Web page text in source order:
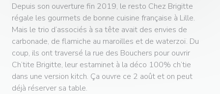
Depuis son ouverture fin 2019, le resto Chez Brigitte
régale les gourmets de bonne cuisine française à Lille.
Mais le trio d’associés à sa tête avait des envies de
carbonade, de flamiche au maroilles et de waterzoï. Du
coup, ils ont traversé la rue des Bouchers pour ouvrir
Ch’tite Brigitte, leur estaminet à la déco 100% ch’tie
dans une version kitch. Ça ouvre ce 2 août et on peut
déjà réserver sa table.